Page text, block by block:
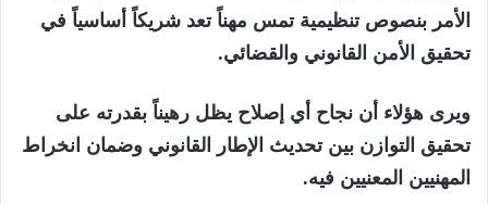
الأمر بنصوص تنظيمية تمس مهناً تعد شريكاً أساسياً في
تحقيق الأمن القانوني والقضائي.
ويرى هؤلاء أن نجاح أي إصلاح يظل رهيناً بقدرته على
تحقيق التوازن بين تحديث الإطار القانوني وضمان انخراط
المهنيين المعنيين فيه.